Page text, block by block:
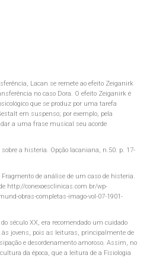
Lacan se remete ao efeito Zeiganirk
no caso Dora. O efeito Zeiganirk é
que se produz por uma tarefa
em suspenso; por exemplo, pela
a uma frase musical seu acorde
a histeria. Opção lacaniana, n.50. p. 17-
de análise de um caso de histeria.
http://conexoesclinicas.com.br/wp-
obras-completas-imago-vol-07-1901-
século XX, era recomendado um cuidado
às jovens, pois as leituras, principalmente de
e desordenamento amoroso. Assim, no
da época, que a leitura de a Fisiologia